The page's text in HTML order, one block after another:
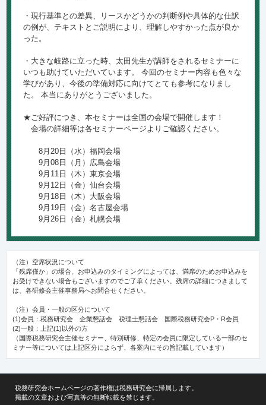
・現行基準との差異、リースかどうかの判断例や具体的な仕訳
の例が、テキストとご説明により、理解しやすかった点が良か
った。
・大きな岐路に立った時、太田先生が講師をされるセミナーに
いつも助けていただいています。 今回のセミナー内容も色々な
学びがあり、今後の準備対応に向けてとても参考になりまし
た。 本当にありがとうございました。
★ご好評につき、本セミナーは全国の会場で開催します！
会場の詳細等は各セミナーページよりご確認ください。
8月20日（水）福岡会場
9月08日（月）広島会場
9月11日（木）東京会場
9月12日（金）仙台会場
9月18日（木）大阪会場
9月19日（金）名古屋会場
9月26日（金）札幌会場
（注）空席状況について
「残席僅か」の場合、お申込みのタイミングによっては、満席のためお申込みを
お受けできない場合もございますのでご了承ください。残席の詳細につきまして
は、各研修会主催事務局へお問合せください。
（注）会員・一般の区分について
(1)会員：税務研究会 企業懇話会 税理士懇話会 国際税務研究会P・R会員
(2)一般：上記(1)以外の方
（国際税務研究会主催セミナー、特別研修、特定の会員に限定している一部のセ
ミナー等については上記区分によらず、各案内にその旨記載しています）
税務研究会ホームページの著作権は税務研究会に帰属します。
掲載の文章および写真等の無断転載を禁じます。